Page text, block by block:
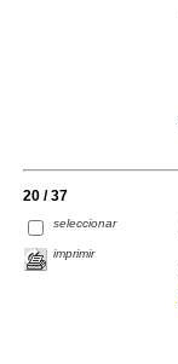
20 / 37
seleccionar
imprimir